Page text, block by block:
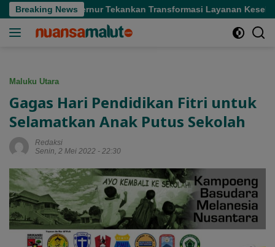
Langsung
ke
Breaking News
Gubernur Tekankan Transformasi Layanan Kesehatan
Maluku Utara
Gagas Hari Pendidikan Fitri untuk
Selamatkan Anak Putus Sekolah
Redaksi
Senin, 2 Mei 2022 - 22:30